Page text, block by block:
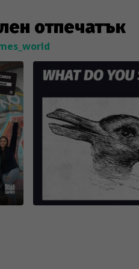
отпечатък